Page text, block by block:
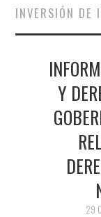
HACER
PRENSA Y
INVERSIÓN DE
Y
29